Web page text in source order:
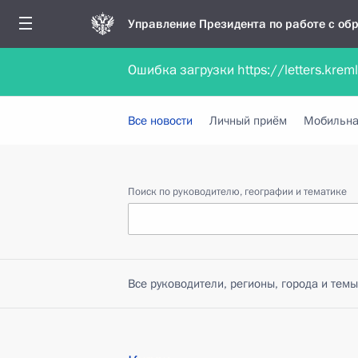
Управление Президента по работе с
Обратиться в форме электронного
Все новости Личный приём
Поиск по руководителю, географии и тематике
Все руководители, регионы, города и темы
Ошибка загрузки https://